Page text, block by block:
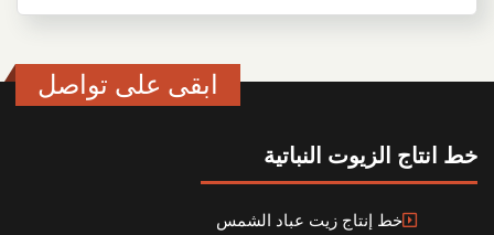
ابقى على تواصل
خط انتاج الزيوت النباتية
خط إنتاج زيت عباد الشمس